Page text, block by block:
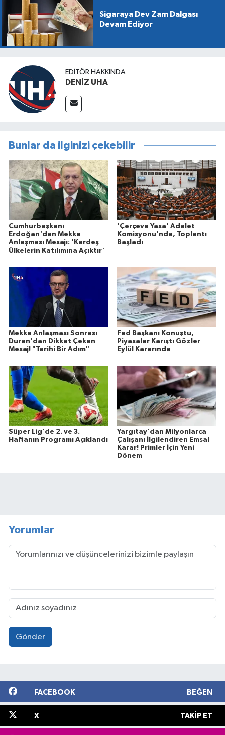
Sigaraya Dev Zam Dalgası
Devam Ediyor
EDITÖR HAKKINDA
DENİZ UHA
Bunlar da ilginizi çekebilir
Cumhurbaşkanı
Erdoğan'dan Mekke
Anlaşması Mesajı: 'Kardeş
Ülkelerin Katılımına Açıktır'
'Çerçeve Yasa' Adalet
Komisyonu'nda, Toplantı
Başladı
Mekke Anlaşması Sonrası
Duran'dan Dikkat Çeken
Mesaj! "Tarihi Bir Adım"
Fed Başkanı Konuştu,
Piyasalar Karıştı Gözler
Eylül Kararında
Süper Lig'de 2. ve 3.
Haftanın Programı Açıklandı
Yargıtay'dan Milyonlarca
Çalışanı İlgilendiren Emsal
Karar! Primler İçin Yeni
Dönem
Yorumlar
Gönder
FACEBOOK BEĞEN
X TAKIP ET